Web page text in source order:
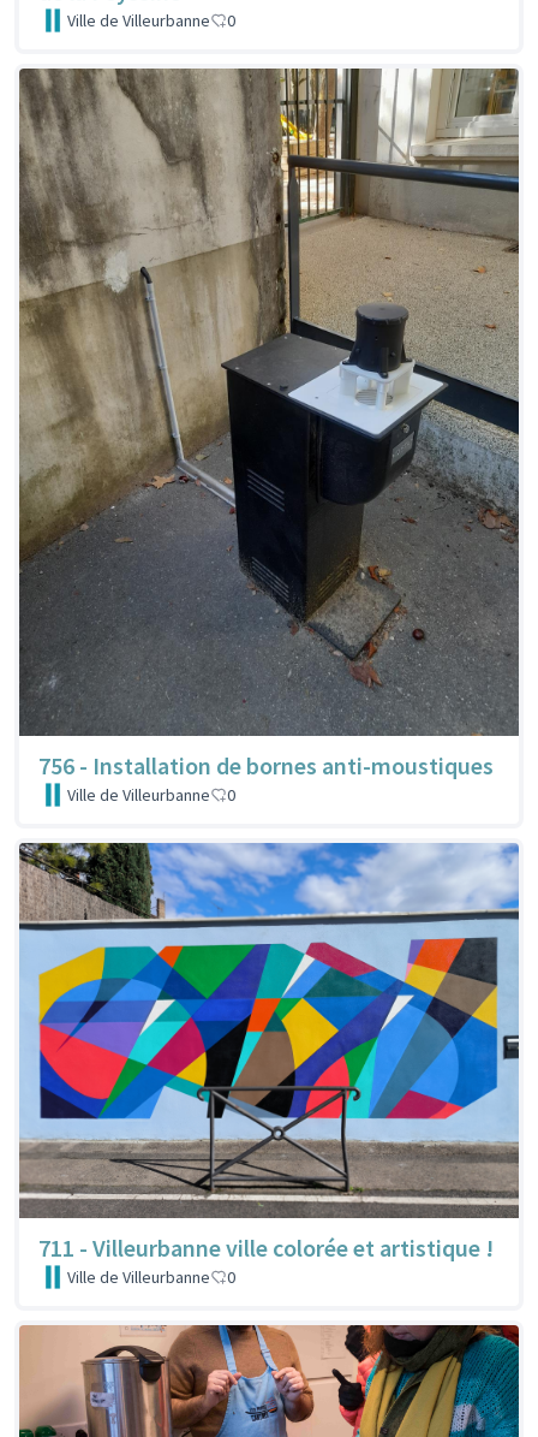
Ville de Villeurbanne 0
756 - Installation de bornes anti-moustiques
Ville de Villeurbanne 0
711 - Villeurbanne ville colorée et artistique !
Ville de Villeurbanne 0